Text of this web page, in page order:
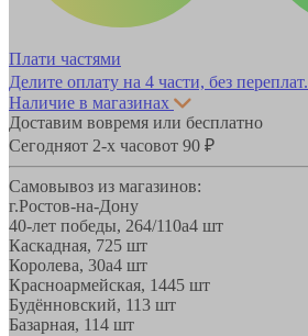
Плати частями
Делите оплату на 4 части, без переплат.
Наличие в магазинах
Доставим вовремя или бесплатно
Сегодняот 2-х часовот 90 ₽
Самовывоз из магазинов:
г.Ростов-на-Дону
40-лет победы, 264/110а4 шт
Каскадная, 725 шт
Королева, 30а4 шт
Красноармейская, 1445 шт
Будённовский, 113 шт
Базарная, 114 шт